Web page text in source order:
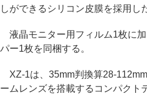
しができるシリコン皮膜を採用し
液晶モニター用フィルム1枚に
パー1枚を同梱する。
XZ-1は、35mm判換算28-
ームレンズを搭載するコンパクト